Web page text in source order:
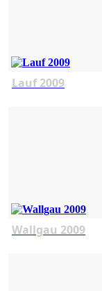
Lauf 2009
Wallgau 2009